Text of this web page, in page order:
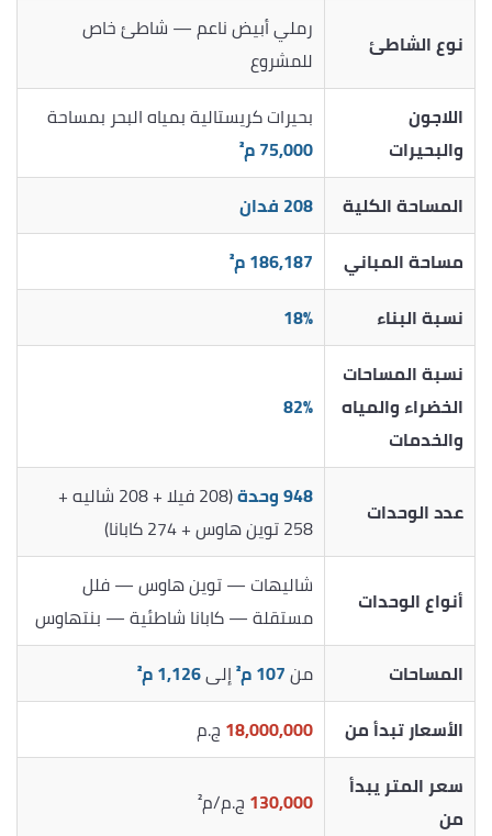
نوع الشاطئ
رملي أبيض ناعم — شاطئ خاص
للمشروع
اللاجون
والبحيرات
بحيرات كريستالية بمياه البحر بمساحة
75,000 م²
المساحة الكلية
208 فدان
مساحة المباني
186,187 م²
نسبة البناء
18%
نسبة المساحات
الخضراء والمياه
والخدمات
82%
عدد الوحدات 948 وحدة
(208 فيلا + 208 شاليه +
258 توين هاوس + 274 كابانا)
أنواع الوحدات
شاليهات — توين هاوس — فلل
مستقلة — كابانا شاطئية — بنتهاوس
المساحات
من107 م² إلى1,126 م²
الأسعار تبدأ من
18,000,000 ج.م
سعر المتر يبدأ
من
130,000 ج.م/م²